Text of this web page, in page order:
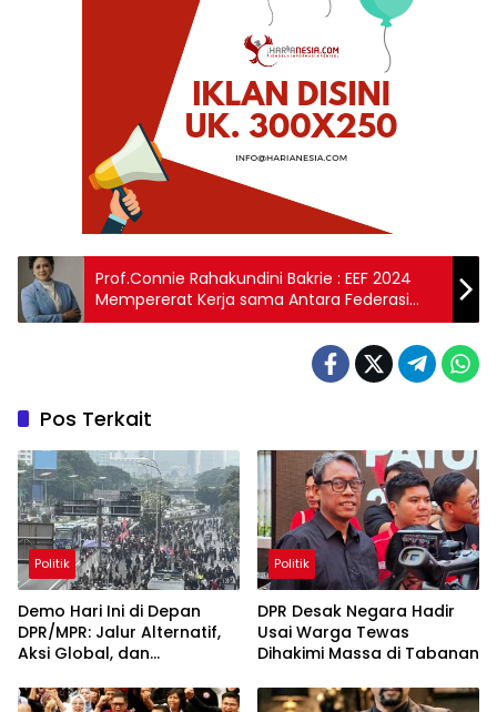
Prof.Connie Rahakundini Bakrie : EEF 2024
Mempererat Kerja sama Antara Federasi
Rusia Dan Negara – Negara ASEAN
Pos Terkait
Politik
Demo Hari Ini di Depan
DPR/MPR: Jalur Alternatif,
Aksi Global, dan
Agustus 2026
Politik
DPR Desak Negara Hadir
Usai Warga Tewas
Dihakimi Massa di Tabanan